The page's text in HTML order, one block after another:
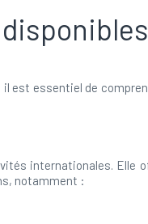
est essentiel de
internationales. Elle
notamment :